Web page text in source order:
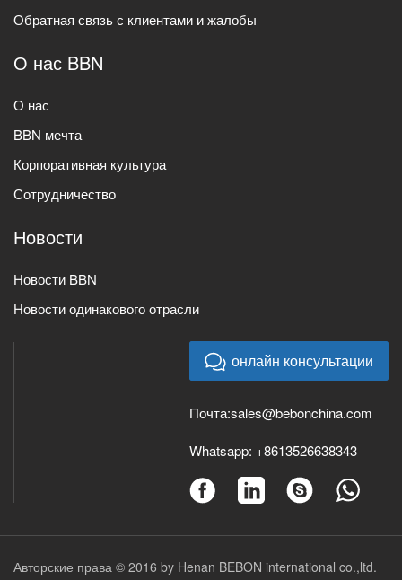
Обратная связь с клиентами и жалобы
О нас BBN
О нас
BBN мечта
Корпоративная культура
Сотрудничество
Новости
Новости BBN
Новости одинакового отрасли
онлайн консультации
Почта:sales@bebonchina.com
Whatsapp: +8613526638343
Авторские права © 2016 by Henan BEBON international co.,ltd.